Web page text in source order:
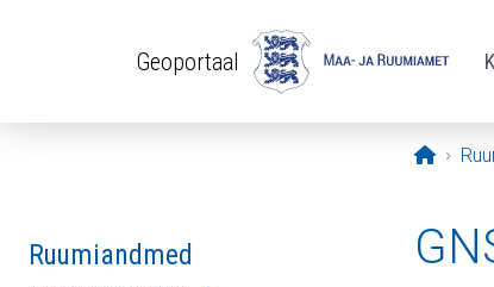
Geoportaal
Ruumiandmed